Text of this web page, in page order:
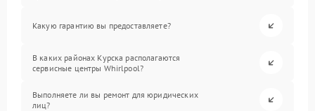
Какую гарантию вы предоставляете?
В каких районах Курска располагаются
сервисные центры Whirlpool?
Выполняете ли вы ремонт для юридических
лиц?